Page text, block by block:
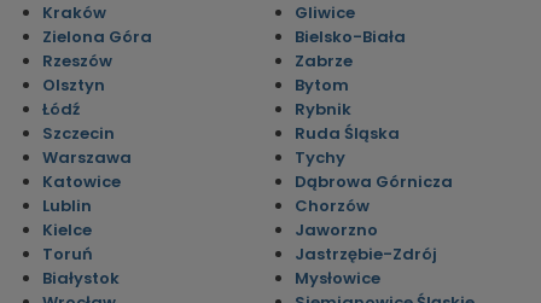
Kraków
Zielona Góra
Rzeszów
Olsztyn
Łódź
Szczecin
Warszawa
Katowice
Lublin
Kielce
Toruń
Białystok
Gliwice
Bielsko-Biała
Zabrze
Bytom
Rybnik
Ruda Śląska
Tychy
Dąbrowa Górnicza
Chorzów
Jaworzno
Jastrzębie-Zdrój
Mysłowice